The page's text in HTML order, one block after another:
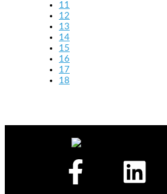
11
12
13
14
15
16
17
18